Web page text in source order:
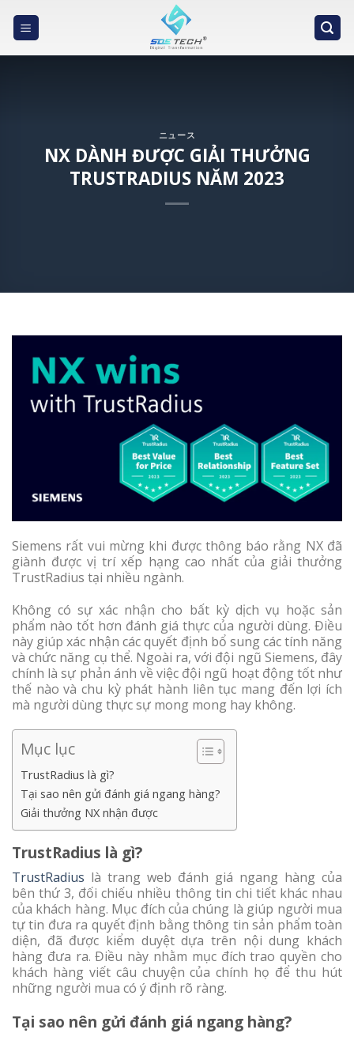
ニュース
NX DÀNH ĐƯỢC GIẢI THƯỞNG
TRUSTRADIUS NĂM 2023
Siemens rất vui mừng khi được thông báo rằng NX đã
giành được vị trí xếp hạng cao nhất của giải thưởng
TrustRadius tại nhiều ngành.
Không có sự xác nhận cho bất kỳ dịch vụ hoặc sản
phẩm nào tốt hơn đánh giá thực của người dùng. Điều
này giúp xác nhận các quyết định bổ sung các tính năng
và chức năng cụ thể. Ngoài ra, với đội ngũ Siemens, đây
chính là sự phản ánh về việc đội ngũ hoạt động tốt như
thế nào và chu kỳ phát hành liên tục mang đến lợi ích
mà người dùng thực sự mong mong hay không.
Mục lục
TrustRadius là gì?
Tại sao nên gửi đánh giá ngang hàng?
Giải thưởng NX nhận được
TrustRadius là gì?
TrustRadius là trang web đánh giá ngang hàng của
bên thứ 3, đối chiếu nhiều thông tin chi tiết khác nhau
của khách hàng. Mục đích của chúng là giúp người mua
tự tin đưa ra quyết định bằng thông tin sản phẩm toàn
diện, đã được kiểm duyệt dựa trên nội dung khách
hàng đưa ra. Điều này nhằm mục đích trao quyền cho
khách hàng viết câu chuyện của chính họ để thu hút
những người mua có ý định rõ ràng.
Tại sao nên gửi đánh giá ngang hàng?